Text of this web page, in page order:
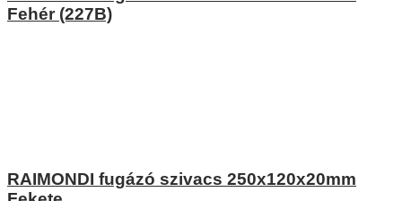
Fehér (227B)
RAIMONDI fugázó szivacs 250x120x20mm